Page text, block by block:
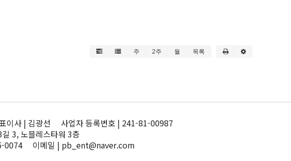
주 2주 월 목록
이사 | 김광선 사업자 등록번호 | 241-81-00987
3, 노블레스타워 3층
0074 이메일 | pb_ent@naver.com